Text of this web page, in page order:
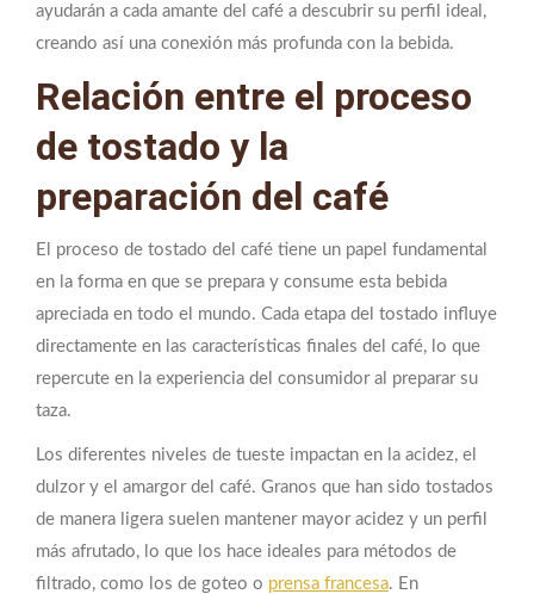
ayudarán a cada amante del café a descubrir su perfil ideal,
creando así una conexión más profunda con la bebida.
Relación entre el proceso
de tostado y la
preparación del café
El proceso de tostado del café tiene un papel fundamental
en la forma en que se prepara y consume esta bebida
apreciada en todo el mundo. Cada etapa del tostado influye
directamente en las características finales del café, lo que
repercute en la experiencia del consumidor al preparar su
taza.
Los diferentes niveles de tueste impactan en la acidez, el
dulzor y el amargor del café. Granos que han sido tostados
de manera ligera suelen mantener mayor acidez y un perfil
más afrutado, lo que los hace ideales para métodos de
filtrado, como los de goteo o prensa francesa. En